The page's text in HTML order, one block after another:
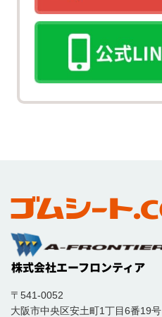
〒541-0052
大阪市中央区安土町1丁目6番19号